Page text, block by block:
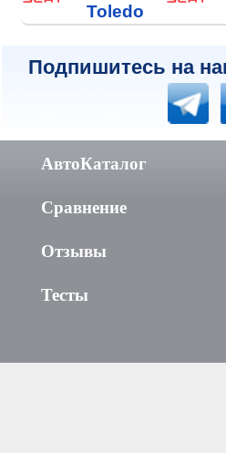
Toledo
Подпишитесь на
АвтоКаталог
Сравнение
Отзывы
Тесты